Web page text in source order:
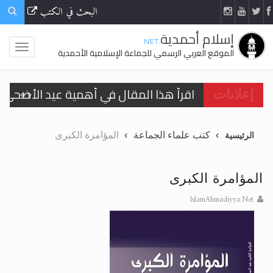
البحث في الكتب
إسلام أحمدية.NET
الموقع العربي الرسمي للجماعة الإسلامية الأحمدية
إعلانات
اقرأ هذا المقال في أهمية عيد
تعميم هامّ لأفراد الجماعة >> المزيد
تعميم هامّ لأفراد الجماعة >> المزيد
اقرأ هذا الكتاب وتعرّف على حقيقة
الرئيسية كتب علماء الجماعة المؤامرة الكبرى
المؤامرة الكبرى
IslamAhmadiyya.Net